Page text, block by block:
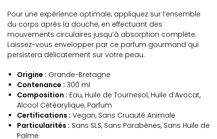
Pour une expérience optimale, appliquez sur l’ensemble
du corps après la douche, en effectuant des
mouvements circulaires jusqu’à absorption complète.
Laissez-vous envelopper par ce parfum gourmand qui
persistera délicatement sur votre peau.
Origine : Grande-Bretagne
Contenance : 300 ml
Composition : Eau, Huile de Tournesol, Huile d’Avocat,
Alcool Cétéarylique, Parfum
Certifications : Vegan, Sans Cruauté Animale
Particularités : Sans SLS, Sans Parabènes, Sans Huile de
Palme